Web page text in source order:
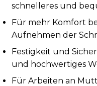
schnelleres und
Für mehr Komfort
Aufnehmen der
Festigkeit und
und hochwertiges
Für Arbeiten an